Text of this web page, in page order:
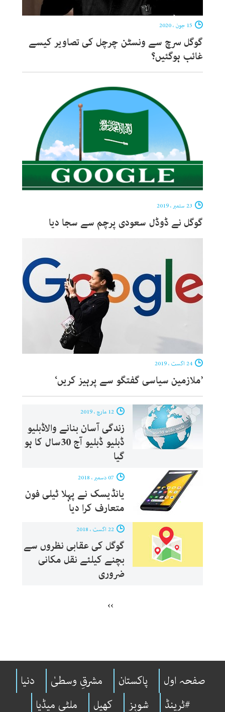
گوگل سرچ سے ونسٹن چرچل کی تصاویر کیسے
غائب ہوگئیں؟
گوگل نے ڈوڈل سعودی پرچم سے سجا دیا
’ملازمین سیاسی گفتگو سے پرہیز کریں‘
زندگی آسان بنانے والاڈبلیو
ڈبلیو ڈبلیو آج 30سال کا ہو
گیا
یانڈیسک نے پہلا ٹیلی فون
متعارف کرا دیا‎
گوگل کی عقابی نظروں سے
بچنے کیلئے نقل مکانی
ضروری
››
صفحہ اول پاکستان مشرقِ وسطیٰ
دنیا
#ٹرینڈ
شوبِز کھیل ملٹی میڈیا